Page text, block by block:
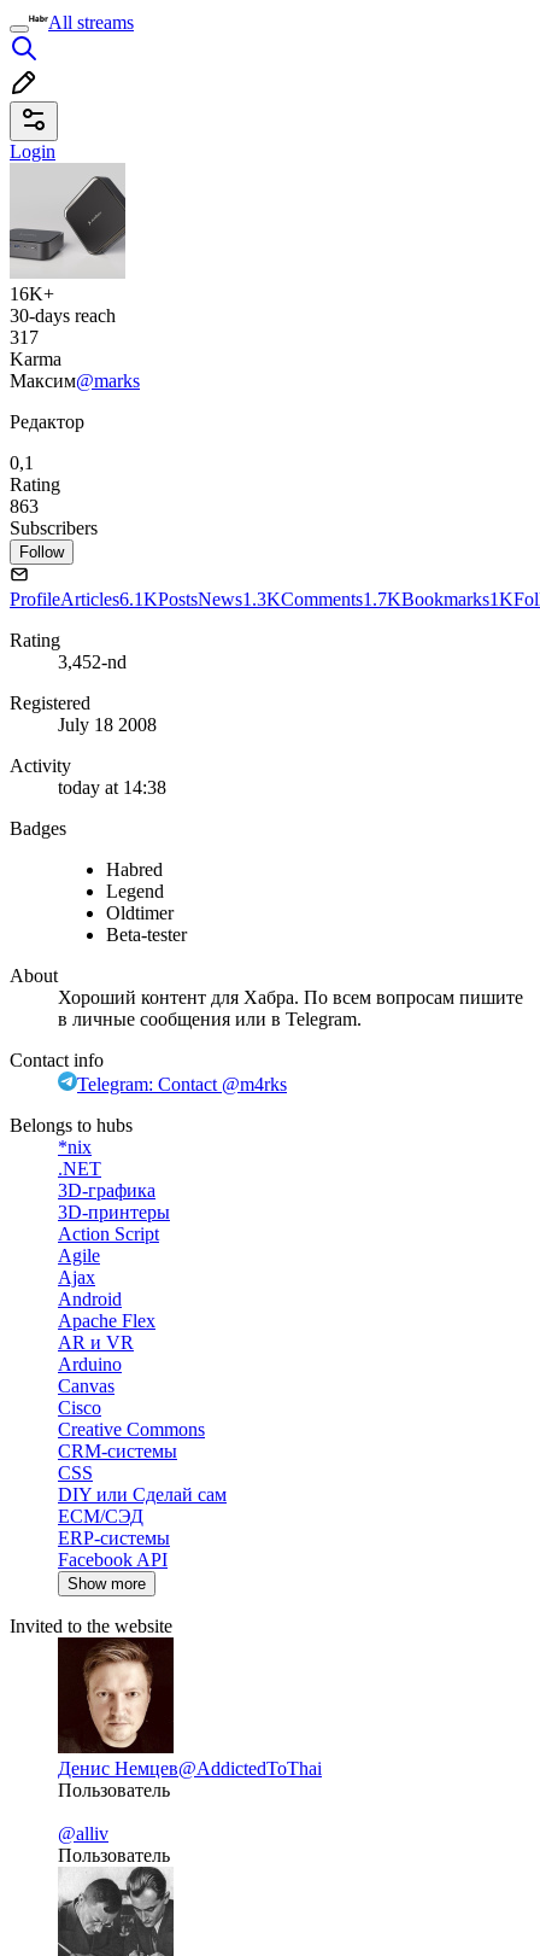
All streams
Login
16K+
30-days reach
317
Karma
Максим@marks
Редактор
0,1
Rating
863
Subscribers
Follow
ProfileArticles6.1KPostsNews1.3KComments1.7KBookmarks1K
Rating
3,452-nd
Registered
July 18 2008
Activity
today at 14:38
Badges
Habred
Legend
Oldtimer
Beta-tester
About
Хороший контент для Хабра. По всем вопросам пишите
в личные сообщения или в Telegram.
Contact info
Telegram: Contact @m4rks
Belongs to hubs
*nix
.NET
3D-графика
3D-принтеры
Action Script
Agile
Ajax
Android
Apache Flex
AR и VR
Arduino
Canvas
Cisco
Creative Commons
CRM-системы
CSS
DIY или Сделай сам
ECM/СЭД
ERP-системы
Facebook API
Show more
Invited to the website
Денис Немцев@AddictedToThai
Пользователь
@alliv
Пользователь